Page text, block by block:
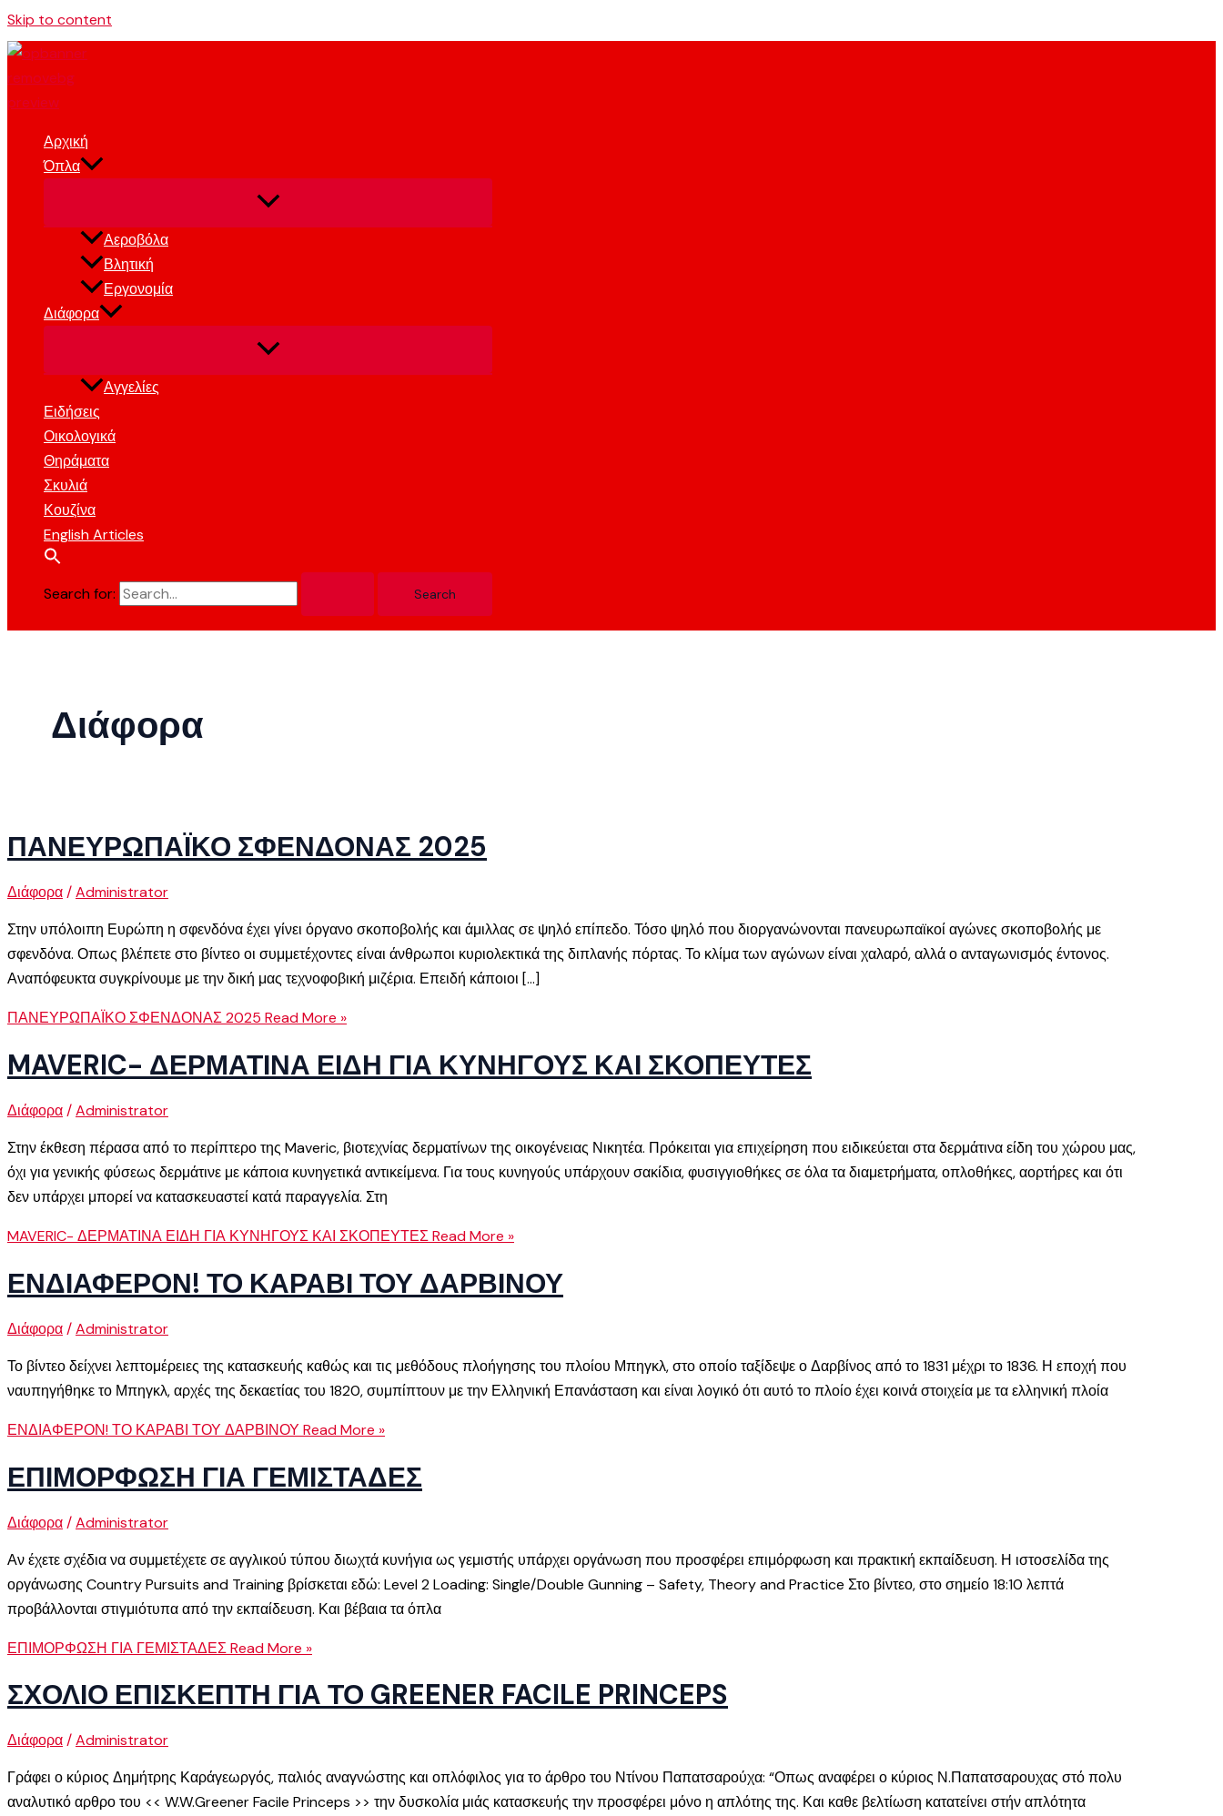
Skip to content
Αρχική
Όπλα
Αεροβόλα
Βλητική
Εργονομία
Διάφορα
Αγγελίες
Ειδήσεις
Οικολογικά
Θηράματα
Σκυλιά
Κουζίνα
English Articles
Search for:
Διάφορα
ΠΑΝΕΥΡΩΠΑΪΚΟ ΣΦΕΝΔΟΝΑΣ 2025
Διάφορα/Administrator
Στην υπόλοιπη Ευρώπη η σφενδόνα έχει γίνει όργανο σκοποβολής και άμιλλας σε ψηλό επίπεδο. Τόσο ψηλό που διοργανώνονται πανευρωπαϊκοί αγώνες σκοποβολής με
σφενδόνα. Οπως βλέπετε στο βίντεο οι συμμετέχοντες είναι άνθρωποι κυριολεκτικά της διπλανής πόρτας. Το κλίμα των αγώνων είναι χαλαρό, αλλά ο ανταγωνισμός έντονος.
Αναπόφευκτα συγκρίνουμε με την δική μας τεχνοφοβική μιζέρια. Επειδή κάποιοι […]
ΠΑΝΕΥΡΩΠΑΪΚΟ ΣΦΕΝΔΟΝΑΣ 2025 Read More »
MAVERIC- ΔΕΡΜΑΤΙΝΑ ΕΙΔΗ ΓΙΑ ΚΥΝΗΓΟΥΣ ΚΑΙ ΣΚΟΠΕΥΤΕΣ
Διάφορα/Administrator
Στην έκθεση πέρασα από το περίπτερο της Maveric, βιοτεχνίας δερματίνων της οικογένειας Νικητέα. Πρόκειται για επιχείρηση που ειδικεύεται στα δερμάτινα είδη του χώρου μας,
όχι για γενικής φύσεως δερμάτινε με κάποια κυνηγετικά αντικείμενα. Για τους κυνηγούς υπάρχουν σακίδια, φυσιγγιοθήκες σε όλα τα διαμετρήματα, οπλοθήκες, αορτήρες και ότι
δεν υπάρχει μπορεί να κατασκευαστεί κατά παραγγελία. Στη
MAVERIC- ΔΕΡΜΑΤΙΝΑ ΕΙΔΗ ΓΙΑ ΚΥΝΗΓΟΥΣ ΚΑΙ ΣΚΟΠΕΥΤΕΣRead More »
ΕΝΔΙΑΦΕΡΟΝ! ΤΟ ΚΑΡΑΒΙ ΤΟΥ ΔΑΡΒΙΝΟΥ
Διάφορα/Administrator
Το βίντεο δείχνει λεπτομέρειες της κατασκευής καθώς και τις μεθόδους πλοήγησης του πλοίου Μπηγκλ, στο οποίο ταξίδεψε ο Δαρβίνος από το 1831 μέχρι το 1836. Η εποχή που
ναυπηγήθηκε το Μπηγκλ, αρχές της δεκαετίας του 1820, συμπίπτουν με την Ελληνική Επανάσταση και είναι λογικό ότι αυτό το πλοίο έχει κοινά στοιχεία με τα ελληνική πλοία
ΕΝΔΙΑΦΕΡΟΝ! ΤΟ ΚΑΡΑΒΙ ΤΟΥ ΔΑΡΒΙΝΟΥ Read More »
ΕΠΙΜΟΡΦΩΣΗ ΓΙΑ ΓΕΜΙΣΤΑΔΕΣ
Διάφορα/Administrator
Αν έχετε σχέδια να συμμετέχετε σε αγγλικού τύπου διωχτά κυνήγια ως γεμιστής υπάρχει οργάνωση που προσφέρει επιμόρφωση και πρακτική εκπαίδευση. Η ιστοσελίδα της
οργάνωσης Country Pursuits and Training βρίσκεται εδώ: Level 2 Loading: Single/Double Gunning – Safety, Theory and Practice Στο βίντεο, στο σημείο 18:10 λεπτά
προβάλλονται στιγμιότυπα από την εκπαίδευση. Και βέβαια τα όπλα
ΕΠΙΜΟΡΦΩΣΗ ΓΙΑ ΓΕΜΙΣΤΑΔΕΣRead More »
ΣΧΟΛΙΟ ΕΠΙΣΚΕΠΤΗ ΓΙΑ ΤΟ GREENER FACILE PRINCEPS
Διάφορα/Administrator
Γράφει ο κύριος Δημήτρης Καράγεωργός, παλιός αναγνώστης και οπλόφιλος για το άρθρο του Ντίνου Παπατσαρούχα: “Οπως αναφέρει ο κύριος Ν.Παπατσαρουχας στό πολυ
αναλυτικό αρθρο του << W.W.Greener Facile Princeps >> την δυσκολία μιάς κατασκευής την προσφέρει μόνο η απλότης της. Και καθε βελτίωση κατατείνει στήν απλότητα